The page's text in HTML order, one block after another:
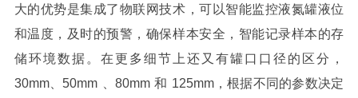
大的优势是集成了物联网技术，可以智能监控液氮罐液位
和温度，及时的预警，确保样本安全，智能记录样本的存
储环境数据。在更多细节上还又有罐口口径的区分，
30mm、 50mm 80mm 和 125mm，根据不同的参数决定